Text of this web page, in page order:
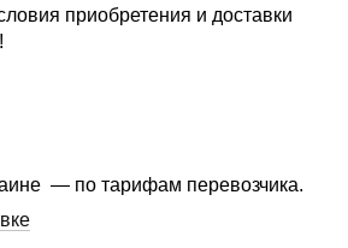
приобретения и доставки
— по тарифам перевозчика.